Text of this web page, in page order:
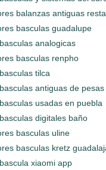
balanzas antiguas
basculas guadalupe
analogicas
basculas renpho
tilca
antiguas de pesas
usadas en puebla
digitales baño
basculas uline
basculas kretz
xiaomi app